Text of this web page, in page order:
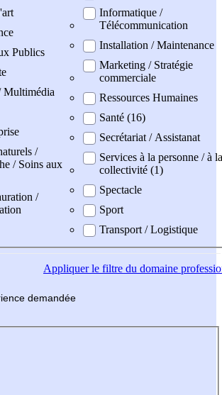
Publics
Multimédia
/
/ Soins aux
/
Informatique /
Télécommunication
Installation / Maintenance
Marketing / Stratégie
commerciale
Ressources Humaines
Santé (16)
Secrétariat / Assistanat
Services à la personne / à la
collectivité (1)
Spectacle
Sport
Transport / Logistique
Appliquerle filtre du domaine
demandée